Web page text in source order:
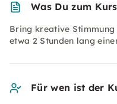
Was Du zum
Bring kreative
etwa 2 Stunden lang
Für wen ist der